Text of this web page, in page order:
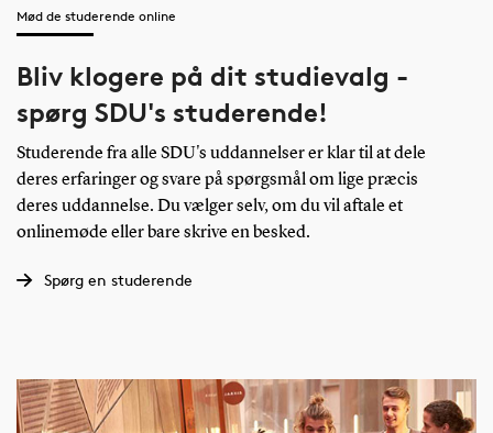
Mød de studerende online
Bliv klogere på dit studievalg -
spørg SDU's studerende!
Studerende fra alle SDU's uddannelser er klar til at dele
deres erfaringer og svare på spørgsmål om lige præcis
deres uddannelse. Du vælger selv, om du vil aftale et
onlinemøde eller bare skrive en besked.
Spørg en studerende